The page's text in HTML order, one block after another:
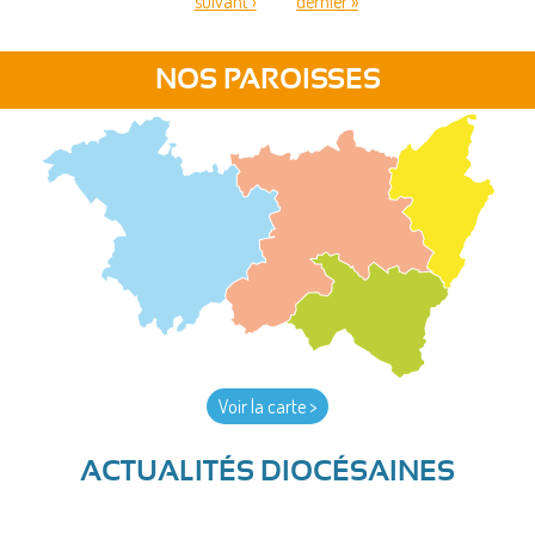
NOS PAROISSES
Voir la carte >
ACTUALITÉS DIOCÉSAINES